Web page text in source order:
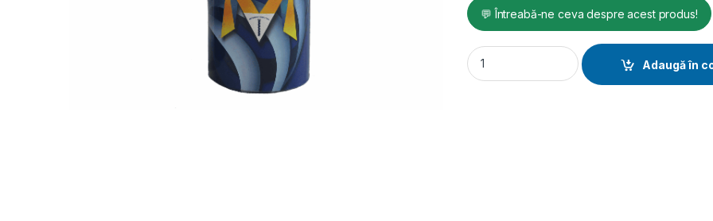
💬 Întreabă-ne ceva despre acest produs!
Stator Mixer 30 pentru masini de tencuit
Adaugă în